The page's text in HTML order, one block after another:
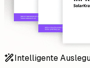
Intelligente